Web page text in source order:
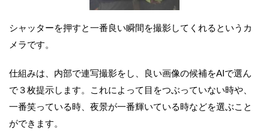
シャッターを押すと一番良い瞬間を撮影してくれるというカ
メラです。
仕組みは、内部で連写撮影をし、良い画像の候補をAIで選ん
で３枚提示します。これによって目をつぶっていない時や、
一番笑っている時、夜景が一番輝いている時などを選ぶこと
ができます。